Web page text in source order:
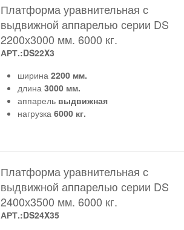
Платформа уравнительная с
выдвижной аппарелью серии DS
2200х3000 мм. 6000 кг.
АРТ.:DS22X3
ширина 2200 мм.
длина 3000 мм.
аппарельвыдвижная
нагрузка 6000 кг.
Платформа уравнительная с
выдвижной аппарелью серии DS
2400х3500 мм. 6000 кг.
АРТ.:DS24X35